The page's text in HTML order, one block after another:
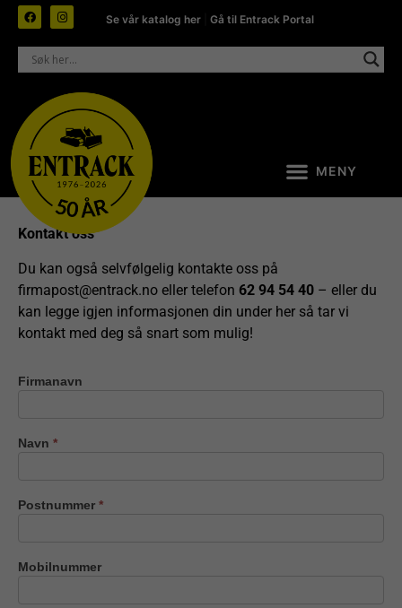
Se vår katalog her |Gå til Entrack Portal
Kontakt oss
Du kan også selvfølgelig kontakte oss på
firmapost@entrack.no eller telefon 62 94 54 40 – eller du
kan legge igjen informasjonen din under her så tar vi
kontakt med deg så snart som mulig!
Kontakt
Firmanavn
Navn *
Postnummer *
Mobilnummer